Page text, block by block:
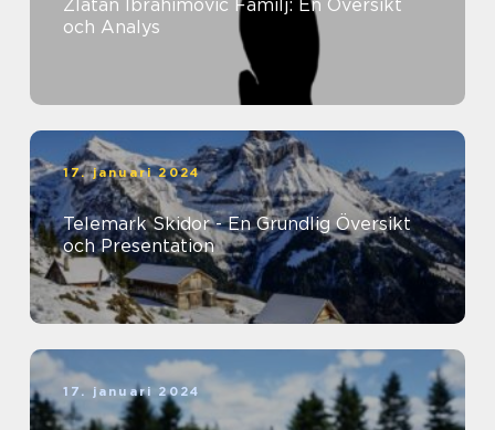
Zlatan Ibrahimovic Familj: En Översikt
och Analys
17. januari 2024
Telemark Skidor - En Grundlig Översikt
och Presentation
17. januari 2024